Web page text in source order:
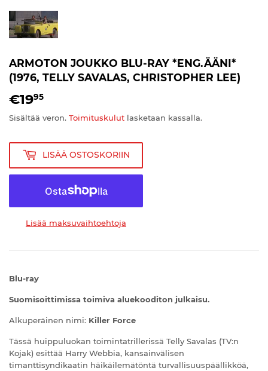
ARMOTON JOUKKO BLU-RAY *ENG.ÄÄNI*
(1976, TELLY SAVALAS, CHRISTOPHER LEE)
€1995
Sisältää veron. Toimituskulut lasketaan kassalla.
LISÄÄ OSTOSKORIIN
Lisää maksuvaihtoehtoja
Blu-ray
Suomisoittimissa toimiva aluekooditon julkaisu.
Alkuperäinen nimi: Killer Force
Tässä huippuluokan toimintatrillerissä Telly Savalas (TV:n
Kojak) esittää Harry Webbia, kansainvälisen
timanttisyndikaatin häikäilemätöntä turvallisuuspäällikköä,